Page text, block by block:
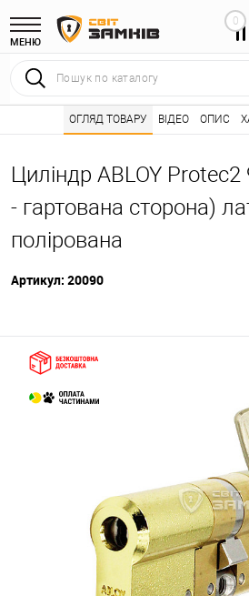
МЕНЮ
0
Інтернет магазин замків • Каталог
Циліндр ABLOY
- гартована сторона)
полірована
Артикул: 20090
ОГЛЯД ТОВАРУ ВІДЕО ОПИС